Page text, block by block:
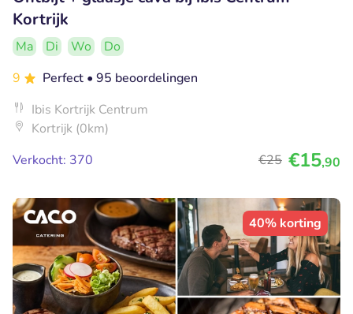
Kortrijk
Ma Di Wo
Do
9
Perfect • 95 beoordelingen
Ibis Kortrijk Centrum
Kortrijk (0km)
Verkocht: 370
€25 €15,90
40% korting